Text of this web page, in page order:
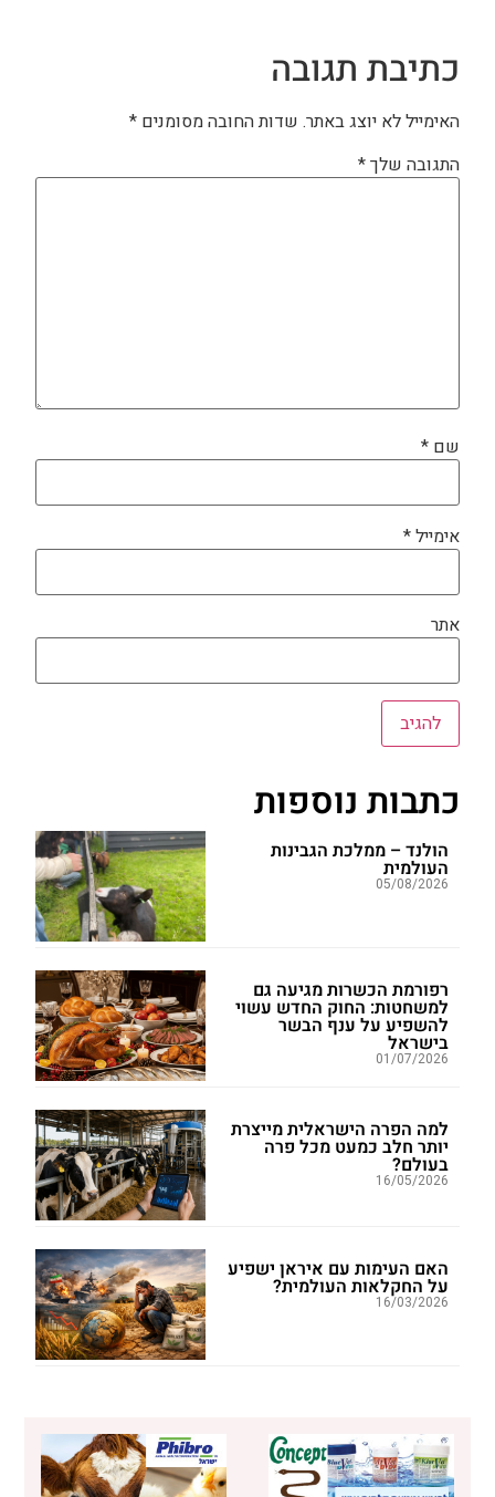
כתיבת תגובה
האימייל לא יוצג באתר. שדות החובה מסומנים *
התגובה שלך*
שם *
אימייל*
אתר
כתבות נוספות
הולנד – ממלכת הגבינות
העולמית
05/08/2026
רפורמת הכשרות מגיעה גם
למשחטות: החוק החדש עשוי
להשפיע על ענף הבשר
בישראל
01/07/2026
למה הפרה הישראלית מייצרת
יותר חלב כמעט מכל פרה
בעולם?
16/05/2026
האם העימות עם איראן ישפיע
על החקלאות העולמית?
16/03/2026